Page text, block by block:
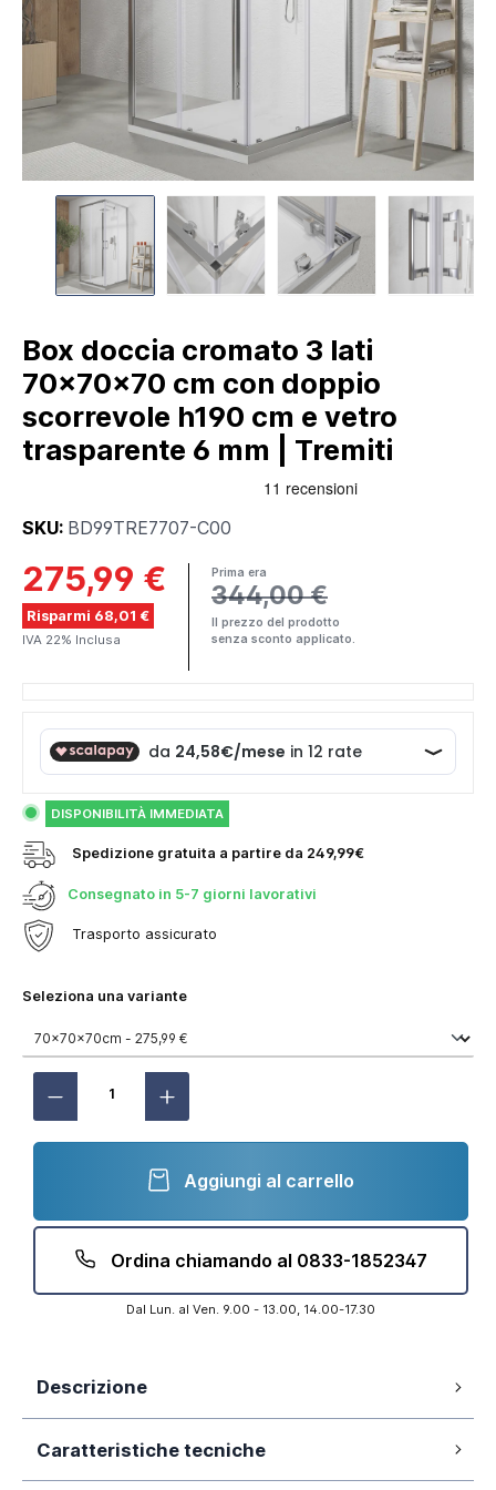
Box doccia cromato 3 lati
70x70x70 cm con doppio
scorrevole h190 cm e vetro
trasparente 6 mm | Tremiti
SKU: BD99TRE7707-C00
275,99 €
Risparmi 68,01 €
Prima era
344,00 €
Il prezzo del prodotto
senza sconto applicato.
IVA 22% Inclusa
DISPONIBILITÀ IMMEDIATA
Spedizione gratuita a partire da 249,99€
Consegnato in 5-7 giorni lavorativi
Trasporto assicurato
Seleziona una variante
Aggiungi al carrello
Ordina chiamando al 0833-1852347
Dal Lun. al Ven. 9.00 - 13.00, 14.00-17.30
Descrizione
con doppio scorrevole h190 cm e vetro
trasparente mod. Tremiti
Caratteristiche tecniche